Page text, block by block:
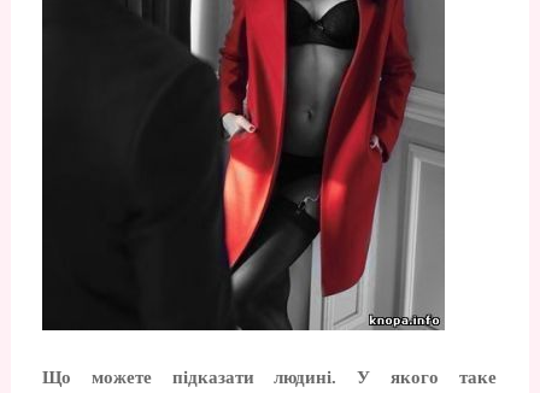
Що можете підказати людині. У якого таке